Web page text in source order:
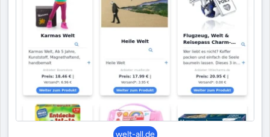
welt-all.de